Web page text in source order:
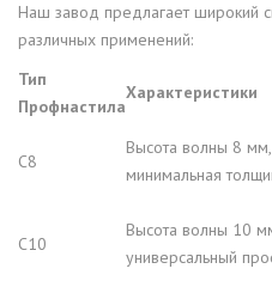
Наш завод предлагает широкий
различных применений:
Тип
Профнастила
Характеристики
С8
Высота волны 8 мм,
минимальная
С10
Высота волны 10
универсальный